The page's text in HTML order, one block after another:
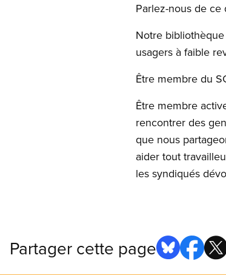
Parlez-nous de ce
Notre
usagers à faible
Être membre du
Être membre
rencontrer des
que nous
aider tout
les syndiqués
Partager cette page